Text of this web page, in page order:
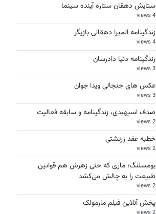
ستایش دهقان ستاره آینده سینما
4 views
زندگینامه المیرا دهقانی بازیگر
4 views
زندگینامه دنیا دادرسان
3 views
عکس های جنجالی ویدا جوان
3 views
صدف اسپهبدی، زندگینامه و سابقه فعالیت
2 views
خطبه عقد زرتشتی
2 views
بومسلنگ؛ ماری که حتی زهرش هم قوانین
طبیعت را به چالش می‌کشد
2 views
پخش آنلاین فیلم مارمولک